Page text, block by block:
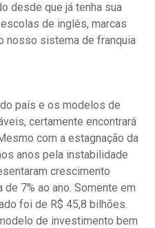
desde que já tenha sua
de inglês, marcas
nosso sistema de franquia
país e os modelos de
certamente encontrará
com a estagnação da
anos pela instabilidade
crescimento
7% ao ano. Somente em
foi de R$ 45,8 bilhões.
de investimento bem